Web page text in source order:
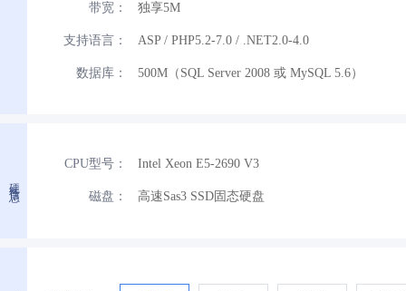
带宽： 独享5M
支持语言： ASP / PHP5.2-7.0 / .NET2.0-4.0
数据库： 500M（SQL Server 2008 或 MySQL 5.6）
硬件信息
CPU型号： Intel Xeon E5-2690 V3
磁盘： 高速Sas3 SSD固态硬盘